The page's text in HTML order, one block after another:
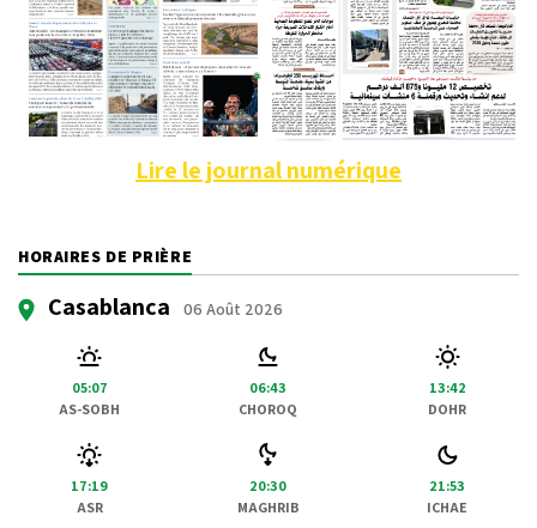
Lire le journal numérique
HORAIRES DE PRIÈRE
Casablanca 06 Août 2026
05:07
AS-SOBH
06:43
CHOROQ
13:42
DOHR
17:19
ASR
20:30
MAGHRIB
21:53
ICHAE